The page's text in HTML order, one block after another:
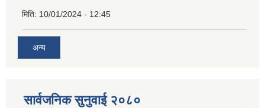
मिति: 10/01/2024 - 12:45
अन्य
सार्वजनिक सुनुवाई २०८०